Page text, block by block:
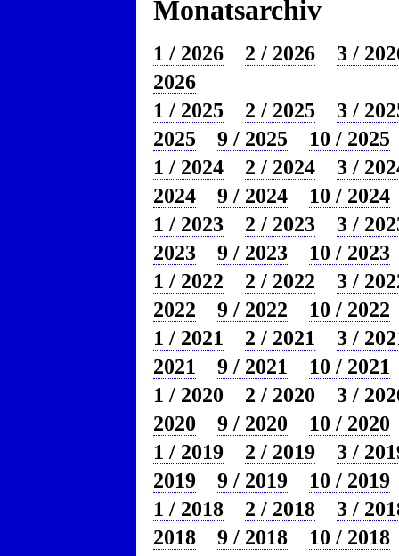
Monatsarchiv
1 / 2026 2 / 2026
3 /
2026
1 / 2025
2 / 2025
3 /
2025
9 / 2025
10 / 2025
1 / 2024
2 / 2024
3 /
2024
9 / 2024
10 / 2024
1 / 2023
2 / 2023
3 /
2023
9 / 2023
10 / 2023
1 / 2022
2 / 2022
3 /
2022
9 / 2022
10 / 2022
1 / 2021
2 / 2021
3 /
2021
9 / 2021
10 / 2021
1 / 2020
2 / 2020
3 /
2020
9 / 2020
10 / 2020
1 / 2019
2 / 2019
3 /
2019
9 / 2019
10 / 2019
1 / 2018
2 / 2018
3 /
2018
9 / 2018
10 / 2018